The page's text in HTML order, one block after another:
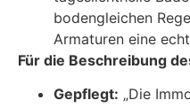
bodengleichen
Armaturen eine
Für die Beschreibung
Gepflegt: „Die